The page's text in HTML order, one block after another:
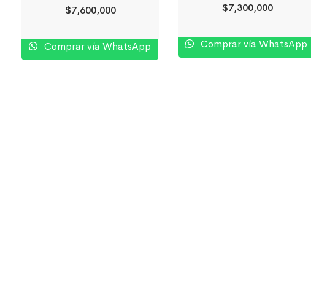
$7,600,000
Comprar vía WhatsApp
$7,300,000
Comprar vía WhatsApp